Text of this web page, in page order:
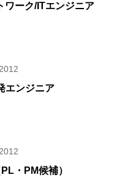
ワーク/ITエンジニア
エンジニア
・PM候補）